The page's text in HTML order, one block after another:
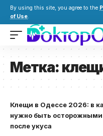
By using this site, you agree to the
of Use.
Метка:
Клещи в Одессе 2026: в
нужно быть осторожными
после укуса